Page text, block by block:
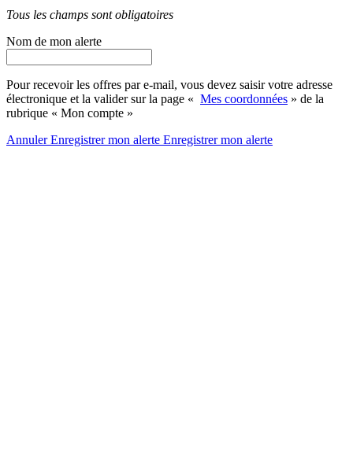
Tous les champs sont obligatoires
Nom de mon alerte
Pour recevoir les offres par e-mail, vous devez saisir votre adresse
électronique et la valider sur la page « Mes coordonnées » de la
rubrique « Mon compte »
AnnulerEnregistrer mon alerte Enregistrermon alerte